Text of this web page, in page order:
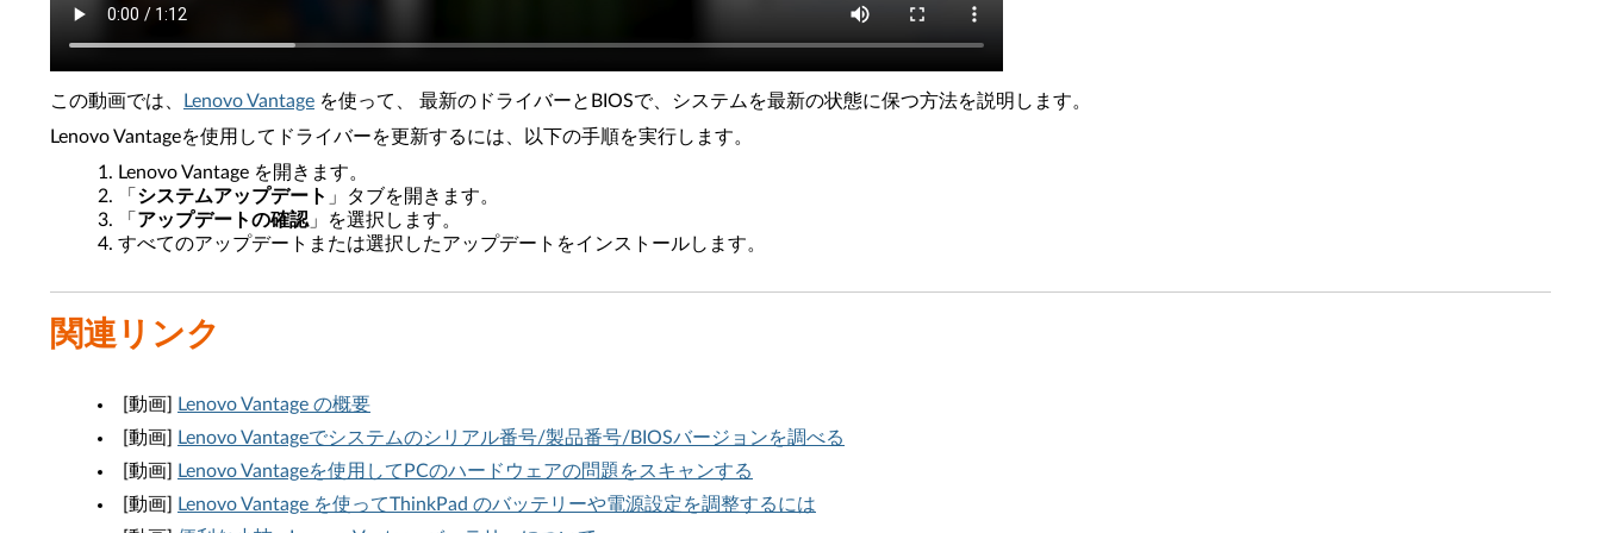
この動画では、 Lenovo Vantage を使って、 最新のドライバーとBIOSで、システムを最新の状態に保つ方法を説明します。
Lenovo Vantageを使用してドライバーを更新するには、以下の手順を実行します。
Lenovo Vantage を開きます。
「 システムアップデート 」タブを開きます。
「 アップデートの確認 」を選択します。
すべてのアップデートまたは選択したアップデートをインストールします。
関連リンク
[動画]
Lenovo Vantage の概要
[動画]
Lenovo Vantageでシステムのシリアル番号/製品番号/BIOSバージョンを調べる
[動画]
Lenovo Vantageを使用してPCのハードウェアの問題をスキャンする
[動画]
Lenovo Vantage を使ってThinkPad のバッテリーや電源設定を調整するには